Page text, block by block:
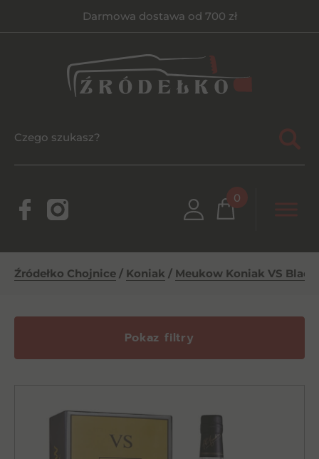
Darmowa dostawa od 700 zł
0
Źródełko Chojnice / Koniak / Meukow Koniak VS
Pokaz filtry